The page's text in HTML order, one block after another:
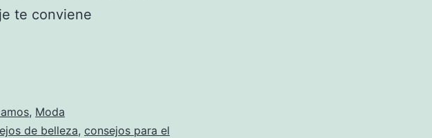
te conviene
, Moda
de belleza, consejos para el